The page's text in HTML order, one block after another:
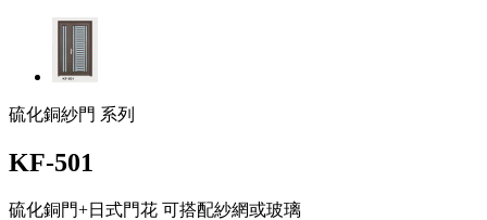
硫化銅紗門 系列
KF-501
硫化銅門+日式門花 可搭配紗網或玻璃